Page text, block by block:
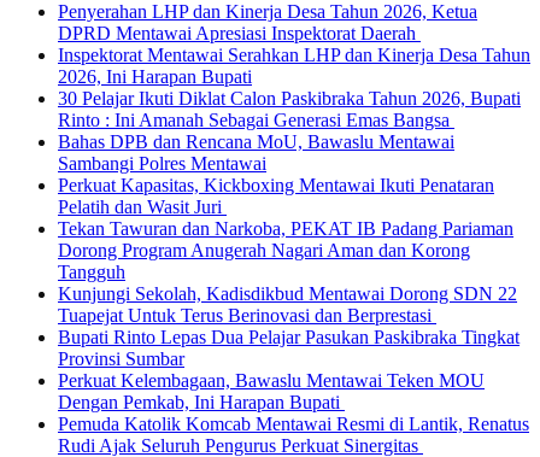
Penyerahan LHP dan Kinerja Desa Tahun 2026, Ketua
DPRD Mentawai Apresiasi Inspektorat Daerah
Inspektorat Mentawai Serahkan LHP dan Kinerja Desa Tahun
2026, Ini Harapan Bupati
30 Pelajar Ikuti Diklat Calon Paskibraka Tahun 2026, Bupati
Rinto : Ini Amanah Sebagai Generasi Emas Bangsa
Bahas DPB dan Rencana MoU, Bawaslu Mentawai
Sambangi Polres Mentawai
Perkuat Kapasitas, Kickboxing Mentawai Ikuti Penataran
Pelatih dan Wasit Juri
Tekan Tawuran dan Narkoba, PEKAT IB Padang Pariaman
Dorong Program Anugerah Nagari Aman dan Korong
Tangguh
Kunjungi Sekolah, Kadisdikbud Mentawai Dorong SDN 22
Tuapejat Untuk Terus Berinovasi dan Berprestasi
Bupati Rinto Lepas Dua Pelajar Pasukan Paskibraka Tingkat
Provinsi Sumbar
Perkuat Kelembagaan, Bawaslu Mentawai Teken MOU
Dengan Pemkab, Ini Harapan Bupati
Pemuda Katolik Komcab Mentawai Resmi di Lantik, Renatus
Rudi Ajak Seluruh Pengurus Perkuat Sinergitas